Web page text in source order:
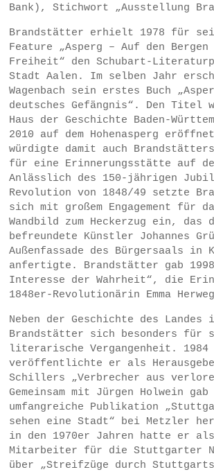
Bank), Stichwort „Ausstellung
Brandstätter erhielt 1978 für
Feature „Asperg – Auf den
Freiheit“ den Schubart-
Stadt Aalen. Im selben Jahr
Wagenbach sein erstes Buch
deutsches Gefängnis“. Den Titel
Haus der Geschichte Baden-
2010 auf dem Hohenasperg
würdigte damit auch
für eine Erinnerungsstätte auf
Anlässlich des 150-jährigen
Revolution von 1848/49 setzte
sich mit großem Engagement für
Wandbild zum Heckerzug ein, das
befreundete Künstler Johannes
Außenfassade des Bürgersaals in
anfertigte. Brandstätter gab
Interesse der Wahrheit“, die
1848er-Revolutionärin Emma
Neben der Geschichte des
Brandstätter sich besonders für
literarische Vergangenheit. 1984
veröffentlichte er als
Schillers „Verbrecher aus
Gemeinsam mit Jürgen Holwein
umfangreiche Publikation
sehen eine Stadt“ bei Metzler
in den 1970er Jahren hatte er
Mitarbeiter für die Stuttgarter
über „Streifzüge durch